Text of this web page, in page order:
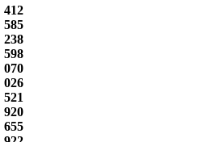
412
585
238
598
070
026
521
920
655